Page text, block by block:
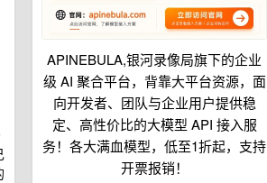
APINEBULA,银河录像局旗下的企业
级 AI 聚合平台，背靠大平台资源，面
向开发者、团队与企业用户提供稳
定、高性价比的大模型 API 接入服
务！各大满血模型，低至1折起，支持
开票报销！